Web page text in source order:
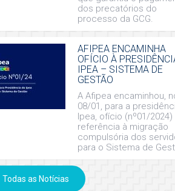
dos precatórios do
processo da GCG.
AFIPEA ENCAMINHA
OFÍCIO À
IPEA – SISTEMA DE
GESTÃO
A Afipea encaminhou,
08/01, para a
Ipea, ofício (nº01/2024)
referência à migração
compulsória dos
para o Sistema de
Todas as Notícias